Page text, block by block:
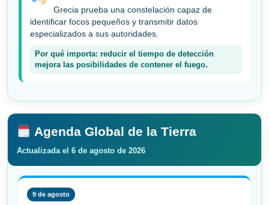
Grecia prueba una constelación capaz de
identificar focos pequeños y transmitir datos
especializados a sus autoridades.
Por qué importa: reducir el tiempo de detección
mejora las posibilidades de contener el fuego.
Agenda Global de la Tierra
Actualizada el 6 de agosto de 2026
9 de agosto